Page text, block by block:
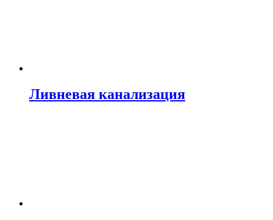
Ливневая канализация